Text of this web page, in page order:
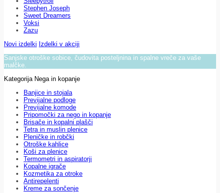
Stephen Joseph
Sweet Dreamers
Voksi
Zazu
Novi izdelki Izdelki v akciji
Sanjske otroške sobice, čudovita posteljnina in spalne vreče za vaše
malčke.
Kategorija Nega in kopanje
Banjice in stojala
Previjalne podloge
Previjalne komode
Pripomočki za nego in kopanje
Brisače in kopalni plašči
Tetra in muslin plenice
Pleničke in robčki
Otroške kahlice
Koši za plenice
Termometri in aspiratorji
Kopalne igrače
Kozmetika za otroke
Antirepelenti
Kreme za sončenje